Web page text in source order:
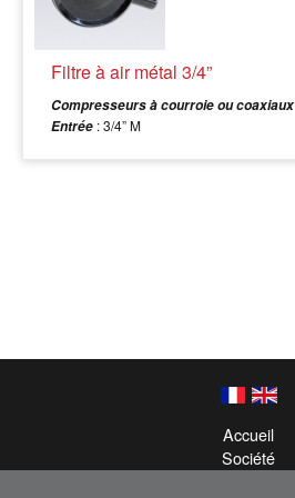
Filtre à air métal 3/4”
Compresseurs à courroie ou coaxiaux
Entrée : 3/4” M
Accueil
Société